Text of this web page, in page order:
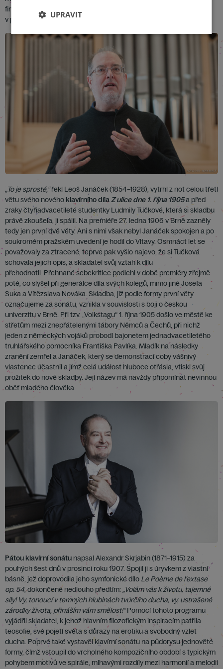
finále, obdržela sonáta Stalinovu cenu. Premiéroval ji Emil Gilels
v prosinci roku 1944 ve Velkém sále Moskevské konzervatoře.
„To je sprosté,“řekl Leoš Janáček (1854–1928), vytrhl z not celou třetí
větu svého nového klavírního dílaZ ulice dne 1. října 1905a před
zraky čtyřiadvacetileté studentky Ludmily Tučkové, která si skladbu
právě zkoušela, ji spálil. Na premiéře 27. ledna 1906 v Brně zazněly
tedy jen první dvě věty. Ani s nimi však nebyl Janáček spokojen a po
soukromém pražském uvedení je hodil do Vltavy. Osmnáct let se
považovaly za ztracené, teprve pak vyšlo najevo, že si Tučková
schovala jejich opis, a skladatel svůj vztah k dílu
přehodnotil. Přehnané sebekritice podlehl v době premiéry zřejmě
poté, co slyšel při generálce díla svých kolegů, mimo jiné Josefa
Suka a Vítězslava Nováka. Skladba, již podle formy první věty
označujeme za sonátu, vznikla v souvislosti s boji o českou
univerzitu v Brně. Při tzv. „Volkstagu“ 1. října 1905 došlo ve městě ke
střetům mezi znepřátelenými tábory Němců a Čechů, při nichž
jeden z německých vojáků probodl bajonetem jednadvacetiletého
truhlářského pomocníka Františka Pavlíka. Mladík na následky
zranění zemřel a Janáček, který se demonstrací coby vášnivý
vlastenec účastnil a jímž celá událost hluboce otřásla, vtiskl svůj
prožitek do nové skladby. Její název má navždy připomínat nevinnou
oběť mladého člověka.
Pátou klavírní sonátu napsal Alexandr Skrjabin (1871–1915) za
pouhých šest dnů v prosinci roku 1907. Spojil ji s úryvkem z vlastní
básně, jež doprovodila jeho symfonické dílo Le Poème de l’extase
op. 54, dokončené nedlouho předtím: „Volám vás k životu, tajemné
síly! Vy, tonoucí v temných hlubinách tvůrčího ducha, vy, ustrašené
zárodky života, přináším vám smělost!“Pomocí tohoto programu
vyjádřil skladatel, k jehož hlavním filozofickým inspiracím patřila
teosofie, své pojetí světa s důrazy na erotiku a svobodný vzlet
ducha. Poprvé také vystavěl klavírní sonátu na půdorysu jednověté
formy, čímž vstoupil do vrcholného kompozičního období s typickým
pohybem motivů ve spirále, mlhavými rozdíly mezi harmonií a melodií
UPRAVIT